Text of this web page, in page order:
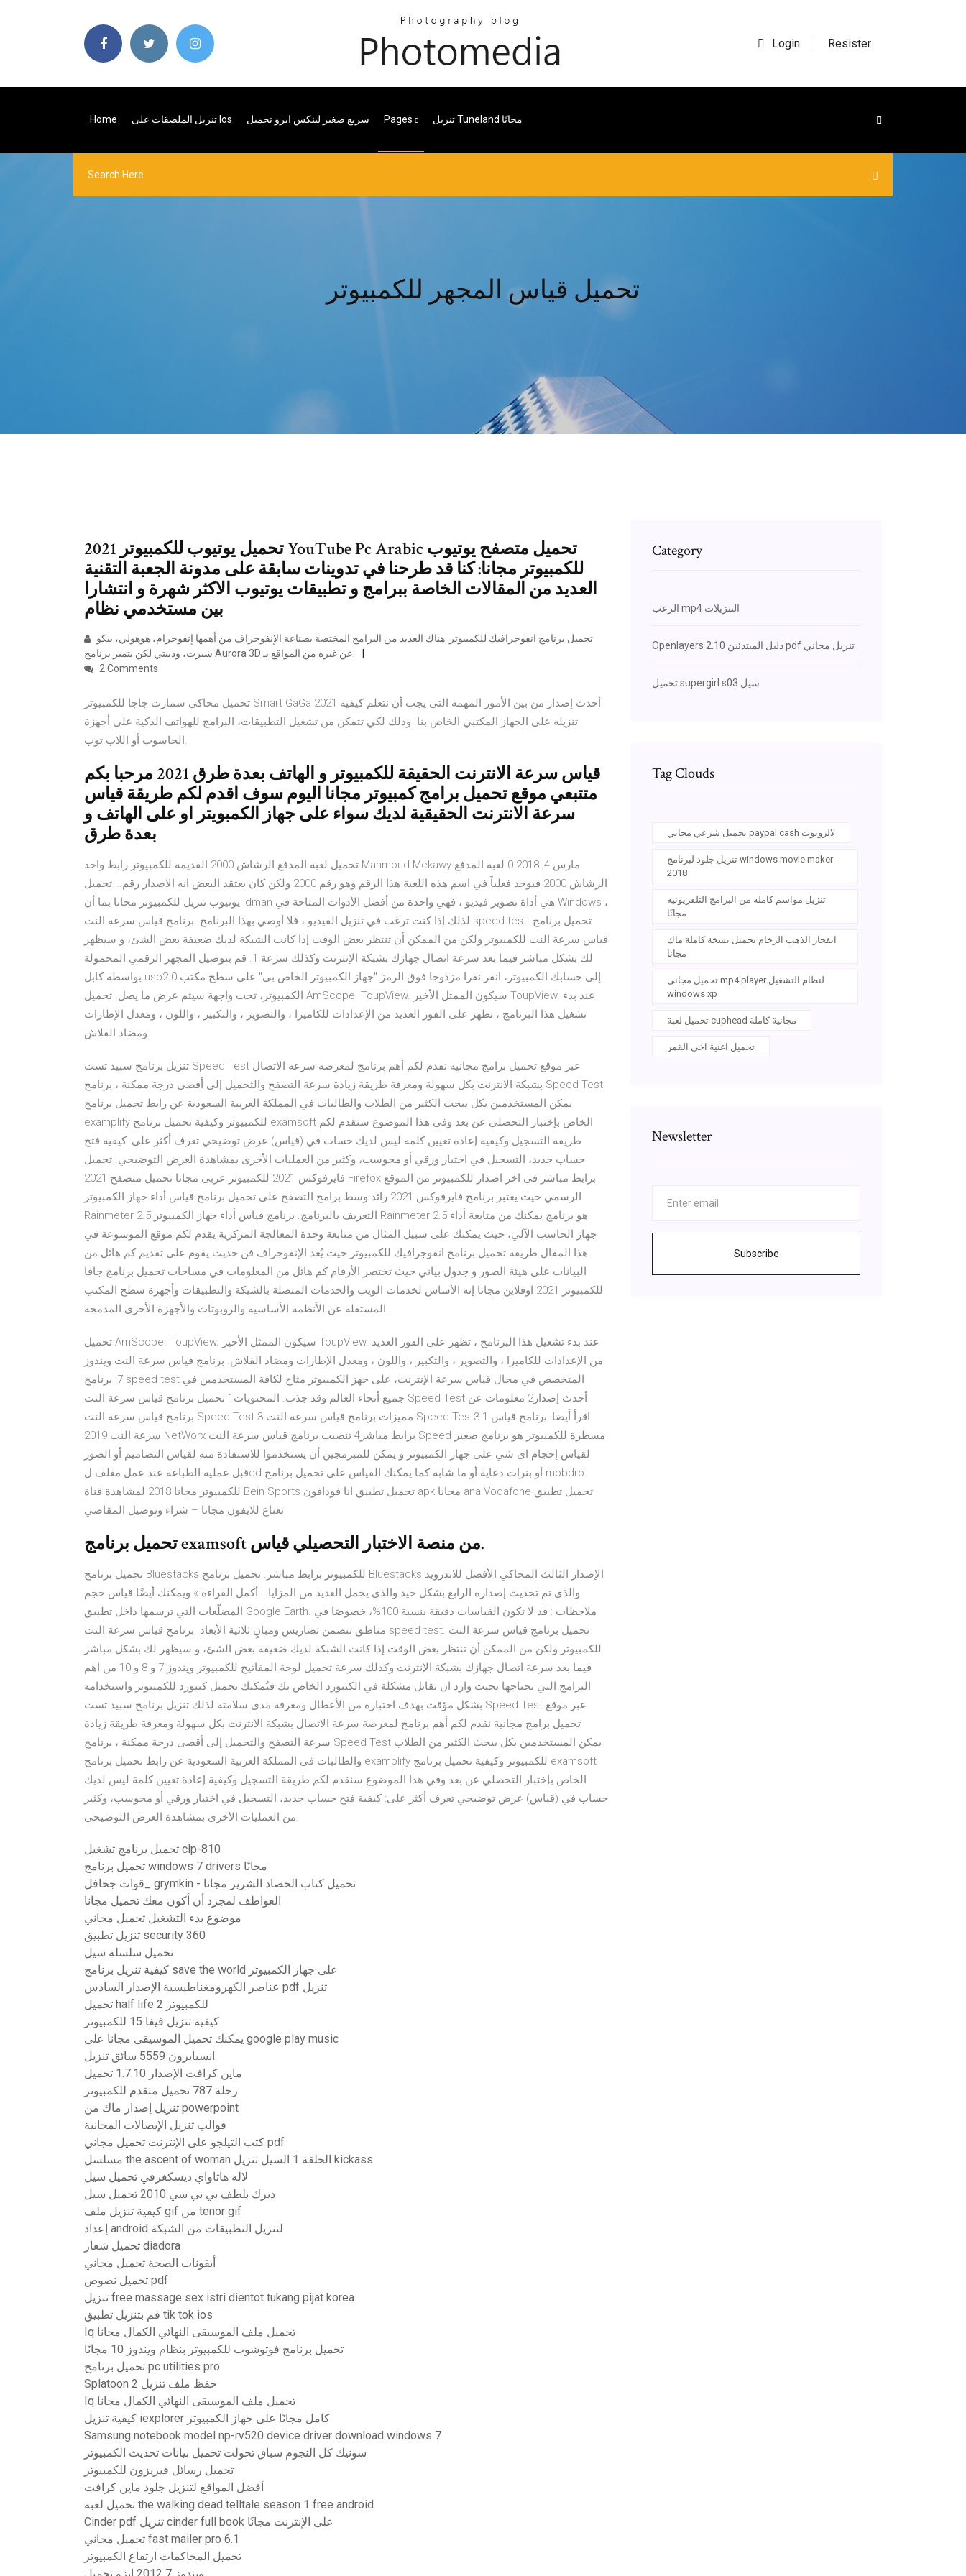
Login | Resister
Home تنزيل الملصقات على Ios سريع صغير لينكس ايزو تحميل Pages تنزيل Tuneland مجانًا
تحميل قياس المجهر للكمبيوتر
تحميل يوتيوب للكمبيوتر 2021 YouTube Pc Arabic تحميل متصفح يوتيوب
للكمبيوتر مجانا: كنا قد طرحنا في تدوينات سابقة على مدونة الجعبة التقنية
العديد من المقالات الخاصة ببرامج و تطبيقات يوتيوب الاكثر شهرة و انتشارا
بين مستخدمي نظام
شيرت، ودبيتي لكن يتميز برنامج Aurora 3D عن غيره من المواقع بـ:
2 Comments
تحميل محاكي سمارت جاجا للكمبيوتر Smart GaGa 2021 أحدث إصدار من بين الأمور المهمة التي يجب أن نتعلم كيفية
تنزيله على الجهاز المكتبي الخاص بنا. وذلك لكي تتمكن من تشغيل التطبيقات، البرامج للهواتف الذكية على أجهزة
الحاسوب أو اللاب توب.
قياس سرعة الانترنت الحقيقة للكمبيوتر و الهاتف بعدة طرق 2021 مرحبا بكم
متتبعي موقع تحميل برامج كمبيوتر مجانا اليوم سوف اقدم لكم طريقة قياس
سرعة الانترنت الحقيقية لديك سواء على جهاز الكمبويتر او على الهاتف و
بعدة طرق
تحميل لعبة المدفع الرشاش 2000 القديمة للكمبيوتر رابط واحد Mahmoud Mekawy مارس 4, 2018 0 لعبة المدفع
الرشاش 2000 فيوجد فعلياً في اسم هذه اللعبة هذا الرقم وهو رقم 2000 ولكن كان يعتقد البعض انه الاصدار رقم… تحميل
يوتيوب تنزيل للكمبيوتر مجانا بما أن Idman هي أداة تصوير فيديو ، فهي واحدة من أفضل الأدوات المتاحة في Windows ،
لذلك إذا كنت ترغب في تنزيل الفيديو ، فلا أوصي بهذا البرنامج. برنامج قياس سرعة النت speed test. تحميل برنامج
قياس سرعة النت للكمبيوتر ولكن من الممكن أن تنتظر بعض الوقت إذا كانت الشبكة لديك ضعيفة بعض الشئ، و سيظهر
لك بشكل مباشر فيما بعد سرعة اتصال جهازك بشبكة الإنترنت وكذلك سرعة 1. قم بتوصيل المجهر الرقمي المحمولة
بواسطة كابل usb2.0 إلى حسابك الكمبيوتر، انقر نقرا مزدوجا فوق الرمز "جهاز الكمبيوتر الخاص بي" على سطح مكتب
الكمبيوتر، تحت واجهة سيتم عرض ما يصل. تحميل AmScope. ToupView. سيكون الممثل الأخير ToupView. عند بدء
تشغيل هذا البرنامج ، تظهر على الفور العديد من الإعدادات للكاميرا ، والتصوير ، والتكبير ، واللون ، ومعدل الإطارات
ومضاد الفلاش.
تنزيل برنامج سبيد تست Speed Test عبر موقع تحميل برامج مجانية نقدم لكم أهم برنامج لمعرصة سرعة الاتصال
بشبكة الانترنت بكل سهولة ومعرفة طريقة زيادة سرعة التصفح والتحميل إلى أقصى درجة ممكنة ، برنامج Speed Test
يمكن المستخدمين بكل يبحث الكثير من الطلاب والطالبات في المملكة العربية السعودية عن رابط تحميل برنامج
examplify للكمبيوتر وكيفية تحميل برنامج examsoft الخاص بإختبار التحصلي عن بعد وفي هذا الموضوع سنقدم لكم
طريقة التسجيل وكيفية إعادة تعيين كلمة ليس لديك حساب في (قياس) عرض توضيحي تعرف أكثر على: كيفية فتح
حساب جديد، التسجيل في اختبار ورقي أو محوسب، وكثير من العمليات الأخرى بمشاهدة العرض التوضيحي. تحميل
فايرفوكس 2021 للكمبيوتر عربى مجانا تحميل متصفح 2021 Firefox برابط مباشر فى اخر اصدار للكمبيوتر من الموقع
الرسمي حيث يعتبر برنامج فايرفوكس 2021 رائد وسط برامج التصفح على تحميل برنامج قياس أداء جهاز الكمبيوتر
Rainmeter 2.5 التعريف بالبرنامج. برنامج قياس أداء جهاز الكمبيوتر Rainmeter 2.5 هو برنامج يمكنك من متابعة أداء
جهاز الحاسب الآلي، حيث يمكنك على سبيل المثال من متابعة وحدة المعالجة المركزية يقدم لكم موقع الموسوعة في
هذا المقال طريقة تحميل برنامج انفوجرافيك للكمبيوتر حيث يُعد الإنفوجراف فن حديث يقوم على تقديم كم هائل من
البيانات على هيئة الصور و جدول بياني حيث تختصر الأرقام كم هائل من المعلومات في مساحات تحميل برنامج جافا
للكمبيوتر 2021 اوفلاين مجانا إنه الأساس لخدمات الويب والخدمات المتصلة بالشبكة والتطبيقات وأجهزة سطح المكتب
المستقلة عن الأنظمة الأساسية والروبوتات والأجهزة الأخرى المدمجة.
تحميل AmScope. ToupView. سيكون الممثل الأخير ToupView. عند بدء تشغيل هذا البرنامج ، تظهر على الفور العديد
من الإعدادات للكاميرا ، والتصوير ، والتكبير ، واللون ، ومعدل الإطارات ومضاد الفلاش. برنامج قياس سرعة النت ويندوز
7: برنامج speed test المتخصص في مجال قياس سرعة الإنترنت، على جهز الكمبيوتر متاح لكافة المستخدمين في
جميع أنحاء العالم وقد جذب. المحتويات1 تحميل برنامج قياس سرعة النت Speed Test أحدث إصدار2 معلومات عن
برنامج قياس سرعة النت Speed Test 3 مميزات برنامج قياس سرعة النت Speed Test3.1 اقرأ أيضا: برنامج قياس
سرعة النت 2019 NetWorx برابط مباشر4 تنصيب برنامج قياس سرعة النت Speed مسطرة للكمبيوتر هو برنامج صغير
لقياس إحجام اى شي على جهاز الكمبيوتر و يمكن للمبرمجين أن يستخدموا للاستفادة منه لقياس التصاميم أو الصور
قبل عمليه الطباعة عند عمل مغلف لcd أو بنرات دعاية أو ما شابة كما يمكنك القياس على تحميل برنامج mobdro
للكمبيوتر مجانا 2018 لمشاهدة قناة Bein Sports تحميل تطبيق انا فودافون apk مجانا ana Vodafone تحميل تطبيق
نعناع للايفون مجانا – شراء وتوصيل المقاضي
تحميل برنامج examsoft من منصة الاختبار التحصيلي قياس.
تحميل برنامج Bluestacks للكمبيوتر برابط مباشر. تحميل برنامج Bluestacks الإصدار الثالث المحاكي الأفضل للاندرويد
والذي تم تحديث إصداره الرابع بشكل جيد والذي يحمل العديد من المزايا… أكمل القراءة » ويمكنك أيضًا قياس حجم
المضلّعات التي ترسمها داخل تطبيق Google Earth. ملاحظات : قد لا تكون القياسات دقيقة بنسبة 100%، خصوصًا في
مناطق تتضمن تضاريس ومبانٍ ثلاثية الأبعاد. برنامج قياس سرعة النت speed test. تحميل برنامج قياس سرعة النت
للكمبيوتر ولكن من الممكن أن تنتظر بعض الوقت إذا كانت الشبكة لديك ضعيفة بعض الشئ، و سيظهر لك بشكل مباشر
فيما بعد سرعة اتصال جهازك بشبكة الإنترنت وكذلك سرعة تحميل لوحة المفاتيح للكمبيوتر ويندوز 7 و 8 و 10 من اهم
البرامج التي نحتاجها بحيث وارد ان تقابل مشكلة في الكيبورد الخاص بك فيُمكنك تحميل كيبورد للكمبيوتر واستخدامه
بشكل مؤقت بهدف اختباره من الأعطال ومعرفة مدي سلامته لذلك تنزيل برنامج سبيد تست Speed Test عبر موقع
تحميل برامج مجانية نقدم لكم أهم برنامج لمعرصة سرعة الاتصال بشبكة الانترنت بكل سهولة ومعرفة طريقة زيادة
سرعة التصفح والتحميل إلى أقصى درجة ممكنة ، برنامج Speed Test يمكن المستخدمين بكل يبحث الكثير من الطلاب
والطالبات في المملكة العربية السعودية عن رابط تحميل برنامج examplify للكمبيوتر وكيفية تحميل برنامج examsoft
الخاص بإختبار التحصلي عن بعد وفي هذا الموضوع سنقدم لكم طريقة التسجيل وكيفية إعادة تعيين كلمة ليس لديك
حساب في (قياس) عرض توضيحي تعرف أكثر على: كيفية فتح حساب جديد، التسجيل في اختبار ورقي أو محوسب، وكثير
من العمليات الأخرى بمشاهدة العرض التوضيحي.
تحميل برنامج تشغيل clp-810
تحميل برنامج windows 7 drivers مجانًا
قوات جحافل_ grymkin - تحميل كتاب الحصاد الشرير مجانا
العواطف لمجرد أن أكون معك تحميل مجانا
موضوع بدء التشغيل تحميل مجاني
تنزيل تطبيق security 360
تحميل سلسلة سيل
كيفية تنزيل برنامج save the world على جهاز الكمبيوتر
عناصر الكهرومغناطيسية الإصدار السادس pdf تنزيل
تحميل half life 2 للكمبيوتر
كيفية تنزيل فيفا 15 للكمبيوتر
يمكنك تحميل الموسيقى مجانا على google play music
انسبايرون 5559 سائق تنزيل
ماين كرافت الإصدار 1.7.10 تحميل
رحلة 787 تحميل متقدم للكمبيوتر
تنزيل إصدار ماك من powerpoint
قوالب تنزيل الإيصالات المجانية
كتب التيلجو على الإنترنت تحميل مجاني pdf
مسلسل the ascent of woman الحلقة 1 السيل تنزيل kickass
لاله هاثاواي ديسكغرفي تحميل سيل
ديرك بلطف بي بي سي 2010 تحميل سيل
كيفية تنزيل ملف gif من tenor gif
إعداد android لتنزيل التطبيقات من الشبكة
تحميل شعار diadora
أيقونات الصحة تحميل مجاني
تحميل نصوص pdf
تنزيل free massage sex istri dientot tukang pijat korea
قم بتنزيل تطبيق tik tok ios
Iq تحميل ملف الموسيقى النهائي الكمال مجانا
تحميل برنامج فوتوشوب للكمبيوتر بنظام ويندوز 10 مجانًا
تحميل برنامج pc utilities pro
Splatoon 2 حفظ ملف تنزيل
Iq تحميل ملف الموسيقى النهائي الكمال مجانا
كيفية تنزيل iexplorer كامل مجانًا على جهاز الكمبيوتر
Samsung notebook model np-rv520 device driver download windows 7
سونيك كل النجوم سباق تحولت تحميل بيانات تحديث الكمبيوتر
تحميل رسائل فيريزون للكمبيوتر
أفضل المواقع لتنزيل جلود ماين كرافت
تحميل لعبة the walking dead telltale season 1 free android
Cinder pdf تنزيل cinder full book على الإنترنت مجانًا
تحميل مجاني fast mailer pro 6.1
تحميل المحاكمات ارتفاع الكمبيوتر
Category
الرعب mp4 التنزيلات
Openlayers 2.10 دليل المبتدئين pdf تنزيل مجاني
تحميل supergirl s03 سيل
Tag Clouds
تحميل شرعي مجاني paypal cash لالروبوت
تنزيل جلود لبرنامج windows movie maker
2018
تنزيل مواسم كاملة من البرامج التلفزيونية
مجانًا
انفجار الذهب الرخام تحميل نسخة كاملة ماك
مجانا
تحميل مجاني mp4 player لنظام التشغيل
windows xp
تحميل لعبة cuphead مجانية كاملة
تحميل اغنية اخي القمر
Newsletter
Subscribe